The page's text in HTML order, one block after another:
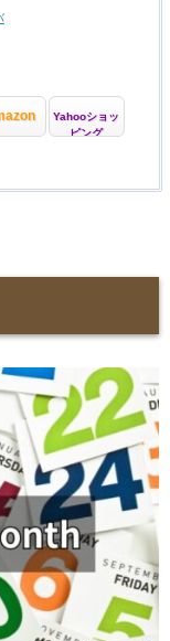
Yahooショッ
ピング